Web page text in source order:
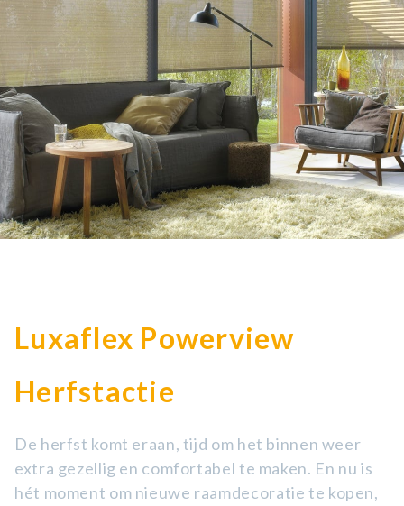
Luxaflex Powerview
Herfstactie
De herfst komt eraan, tijd om het binnen weer
extra gezellig en comfortabel te maken. En nu is
hét moment om nieuwe raamdecoratie te kopen,